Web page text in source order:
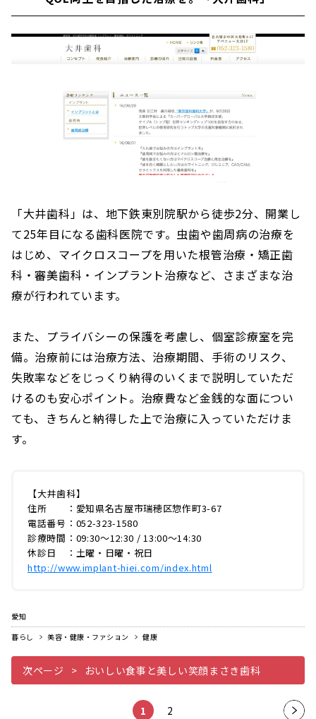
「大井歯科」は、地下鉄東別院駅から徒歩2分、開業し
て25年目になる歯科医院です。虫歯や歯周病の治療を
はじめ、マイクロスコープを用いた根管治療・矯正歯
科・審美歯科・インプラント治療など、さまざまな治
療が行われています。
また、プライバシーの保護を考慮し、個室診療室を完
備。治療前には治療方法、治療期間、手術のリスク、
失敗率などをじっくり納得のいくまで説明していただ
けるのも安心ポイント。治療費など金銭的な面につい
ても、きちんと納得した上で治療に入っていただけま
す。
【大井歯科】
住所 ：愛知県名古屋市瑞穂区惣作町3-67
電話番号：052-323-1580
診療時間：09:30～12:30 / 13:00～14:30
休診日 ：土曜・日曜・祝日
http://www.implant-hiei.com/index.html
愛知
暮らし
美容・健康・ファション 健康
次ページ おいしい食事と美しい笑顔まさき歯科
1 2
次の